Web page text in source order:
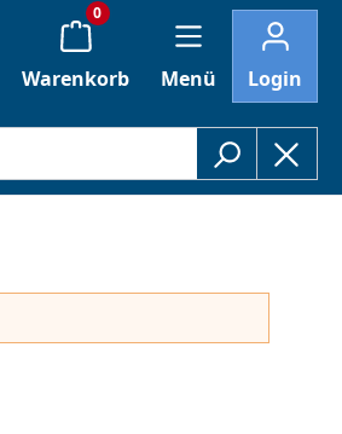
0
Warenkorb Menü Login